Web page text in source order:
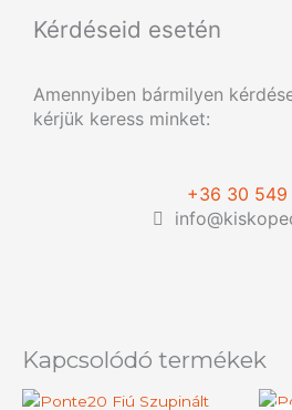
Kérdéseid esetén
Amennyiben bármilyen
kérjük keress minket:
+36 30 549
Kapcsolódó termékek
Ennek